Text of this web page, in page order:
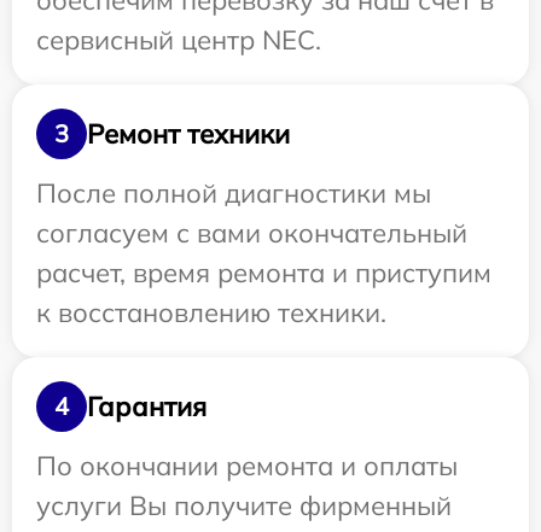
сервисный центр NEC.
3
Ремонт техники
После полной диагностики мы
согласуем с вами окончательный
расчет, время ремонта и приступим
к восстановлению техники.
4
Гарантия
По окончании ремонта и оплаты
услуги Вы получите фирменный